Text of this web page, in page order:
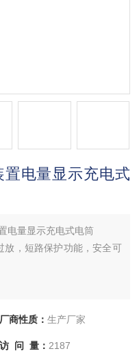
电量显示充电式
电量显示充电式电筒
放，短路保护功能，安全可
厂商性质： 生产厂家
访 问 量： 2187